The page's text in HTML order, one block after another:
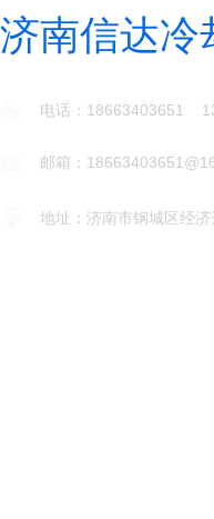
电话：18663403651
邮箱：
地址：济南市钢城区经济
济南信达冷